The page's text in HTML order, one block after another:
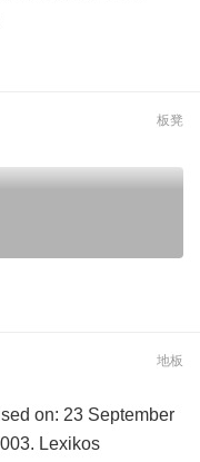
板凳
地板
on: 23 September
Lexikos